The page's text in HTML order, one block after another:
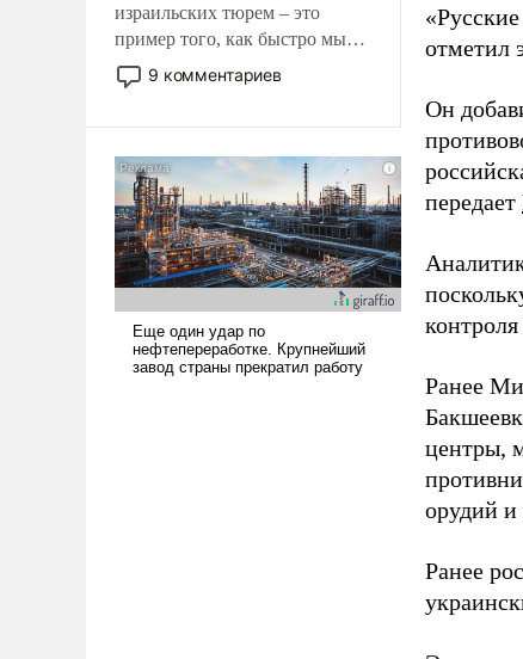
израильских тюрем – это
пример того, как быстро мы
двигаемся по пути
революционных изменений.
псевдонаучной фантастики,
стало всерьез обсуждаемой
идеей.
9 комментариев
отметил
Он
передает
Ранее
центры,
орудий и
Ранее